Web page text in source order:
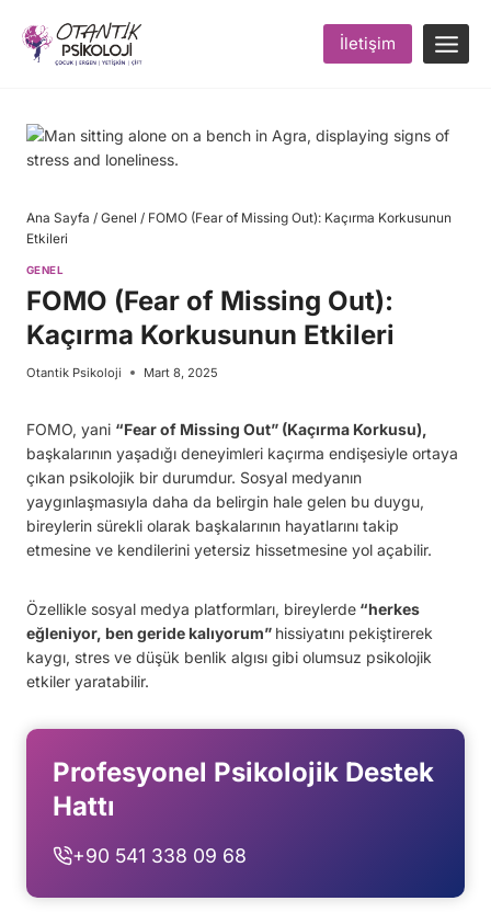
content
İletişim
Ana Sayfa / Genel / FOMO (Fear of Missing Out): Kaçırma Korkusunun
Etkileri
GENEL
FOMO (Fear of Missing Out):
Kaçırma Korkusunun Etkileri
Otantik Psikoloji Mart 8, 2025
FOMO, yani “Fear of Missing Out” (Kaçırma Korkusu),
başkalarının yaşadığı deneyimleri kaçırma endişesiyle ortaya
çıkan psikolojik bir durumdur. Sosyal medyanın
yaygınlaşmasıyla daha da belirgin hale gelen bu duygu,
bireylerin sürekli olarak başkalarının hayatlarını takip
etmesine ve kendilerini yetersiz hissetmesine yol açabilir.
Özellikle sosyal medya platformları, bireylerde “herkes
eğleniyor, ben geride kalıyorum” hissiyatını pekiştirerek
kaygı, stres ve düşük benlik algısı gibi olumsuz psikolojik
etkiler yaratabilir.
Profesyonel Psikolojik Destek
Hattı
+90 541 338 09 68